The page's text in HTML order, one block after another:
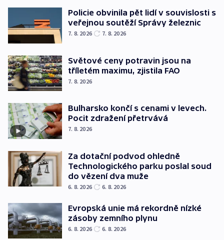
Policie obvinila pět lidí v souvislosti s
veřejnou soutěží Správy železnic
7. 8. 2026 7. 8. 2026
Světové ceny potravin jsou na
tříletém maximu, zjistila FAO
7. 8. 2026
Bulharsko končí s cenami v levech.
Pocit zdražení přetrvává
7. 8. 2026
Za dotační podvod ohledně
Technologického parku poslal soud
do vězení dva muže
6. 8. 2026 6. 8. 2026
Evropská unie má rekordně nízké
zásoby zemního plynu
6. 8. 2026 6. 8. 2026